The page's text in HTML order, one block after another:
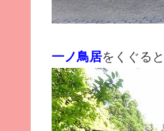
一ノ鳥居をくぐると